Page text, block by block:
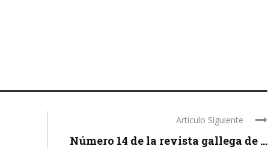
Artículo Siguiente
Número 14 de la revista gallega de ...